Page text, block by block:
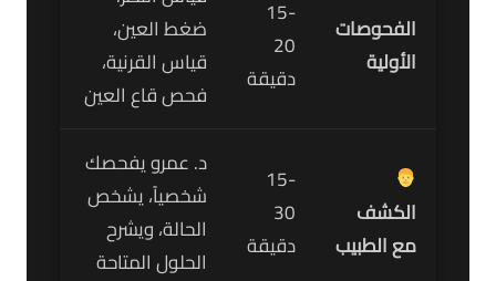
الفحوصات
الأولية
15-
20
دقيقة
ضغط العين،
قياس القرنية،
فحص قاع العين
الكشف
مع الطبيب
15-
30
دقيقة
د. عمرو يفحصك
شخصياً، يشخص
الحالة، ويشرح
الحلول المتاحة